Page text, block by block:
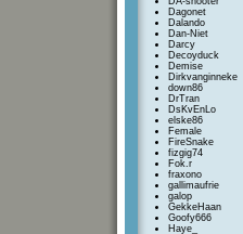
Dagonet
Dalando
Dan-Niet
Darcy
Decoyduck
Demise
Dirkvanginneke
down86
DrTran
DsKvEnLo
elske86
Female
FireSnake
fizgig74
Fok.r
fraxono
gallimaufrie
galop
GekkeHaan
Goofy666
Haye_